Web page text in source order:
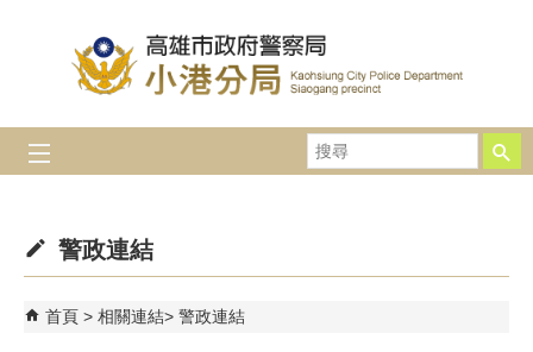
尋
警政連結
首頁 相關連結 警政連結